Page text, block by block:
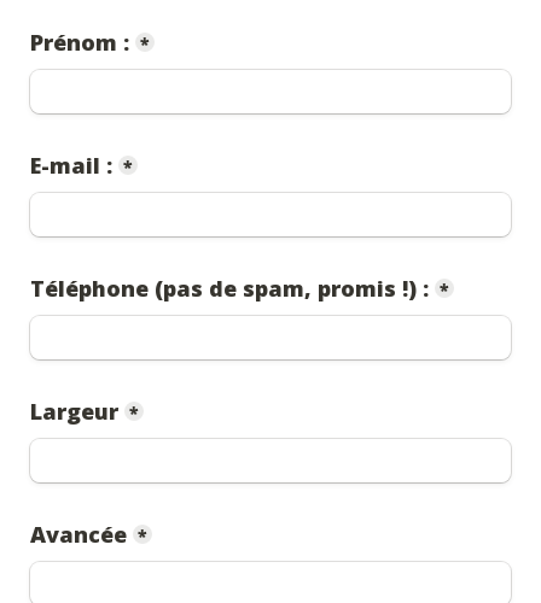
Prénom : *
E-mail : *
Téléphone (pas de spam, promis !) : *
Largeur *
Avancée *